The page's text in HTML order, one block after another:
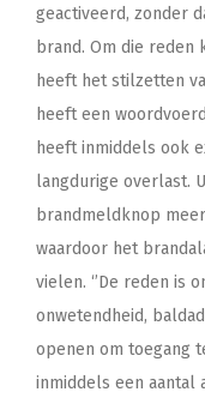
geactiveerd, zonder
brand. Om die reden
heeft het stilzetten
heeft een
heeft inmiddels ook
langdurige overlast.
brandmeldknop
waardoor het
vielen. ‘’De reden is
onwetendheid,
openen om toegang
inmiddels een aantal